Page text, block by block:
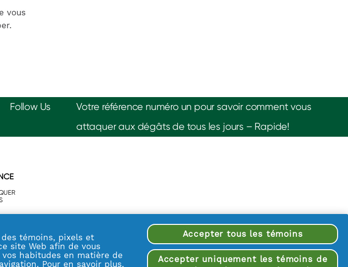
vous
Follow Us
Votre référence numéro un pour savoir comment vous
attaquer aux dégâts de tous les jours – Rapide!
témoins, pixels et
site Web afin de vous
habitudes en matière de
Pour en savoir plus,
Accepter tous les témoins
Accepter uniquement les témoins de